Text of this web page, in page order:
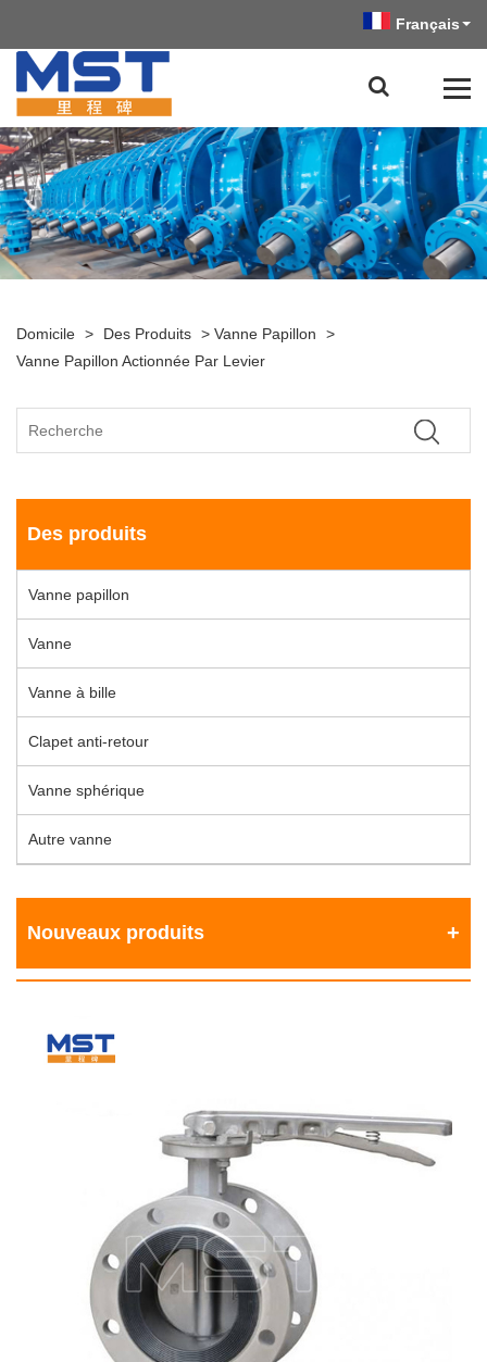
Français
Domicile > Des Produits > Vanne Papillon
>
Vanne Papillon Actionnée Par Levier
Des produits
Vanne papillon
Vanne
Vanne à bille
Clapet anti-retour
Vanne sphérique
Autre vanne
Nouveaux produits